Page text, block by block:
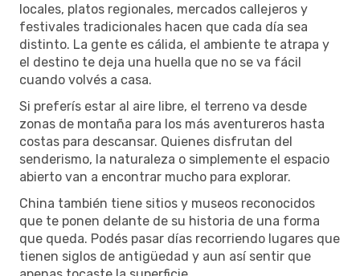
locales, platos regionales, mercados callejeros y
festivales tradicionales hacen que cada día sea
distinto. La gente es cálida, el ambiente te atrapa y
el destino te deja una huella que no se va fácil
cuando volvés a casa.
Si preferís estar al aire libre, el terreno va desde
zonas de montaña para los más aventureros hasta
costas para descansar. Quienes disfrutan del
senderismo, la naturaleza o simplemente el espacio
abierto van a encontrar mucho para explorar.
China también tiene sitios y museos reconocidos
que te ponen delante de su historia de una forma
que queda. Podés pasar días recorriendo lugares que
tienen siglos de antigüedad y aun así sentir que